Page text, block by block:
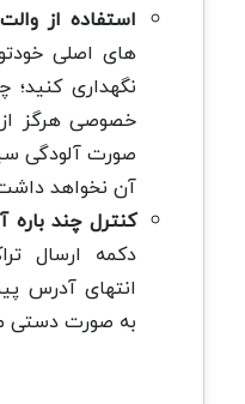
استفاده از
های اصلی
نگهداری
خصوصی هرگز
صورت آلودگی
آن نخواهد
کنترل چند
دکمه ارسال
انتهای آدرس
به صورت دستی